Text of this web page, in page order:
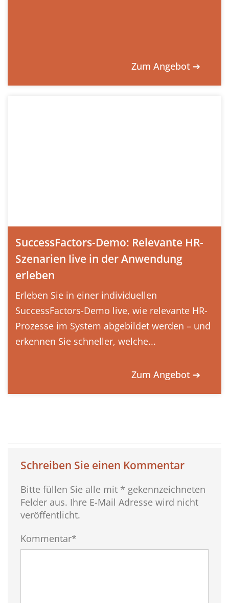
Zum Angebot ➔
SuccessFactors-Demo: Relevante HR-
Szenarien live in der Anwendung
erleben
Erleben Sie in einer individuellen
SuccessFactors-Demo live, wie relevante HR-
Prozesse im System abgebildet werden – und
erkennen Sie schneller, welche...
Zum Angebot ➔
Schreiben Sie einen Kommentar
Bitte füllen Sie alle mit * gekennzeichneten
Felder aus. Ihre E-Mail Adresse wird nicht
veröffentlicht.
Kommentar*